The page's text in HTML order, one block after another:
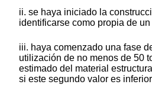
ii. se haya iniciado la
identificarse como propia de
iii. haya comenzado una fase
utilización de no menos de 50
estimado del material
si este segundo valor es